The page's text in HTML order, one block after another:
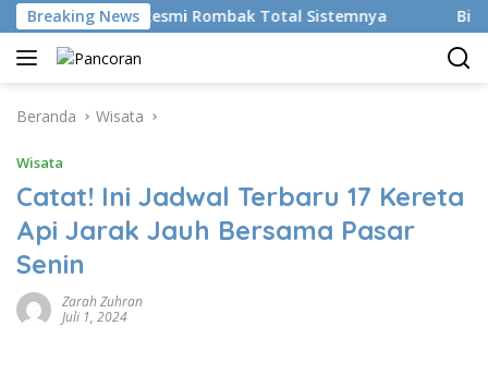
Langsung
ke
konten
Breaking News
AI, BRMS Resmi Rombak Total Sistemnya Bikin Gen
Beranda Wisata
Wisata
Catat! Ini Jadwal Terbaru 17 Kereta
Api Jarak Jauh Bersama Pasar
Senin
Zarah Zuhran
Juli 1, 2024